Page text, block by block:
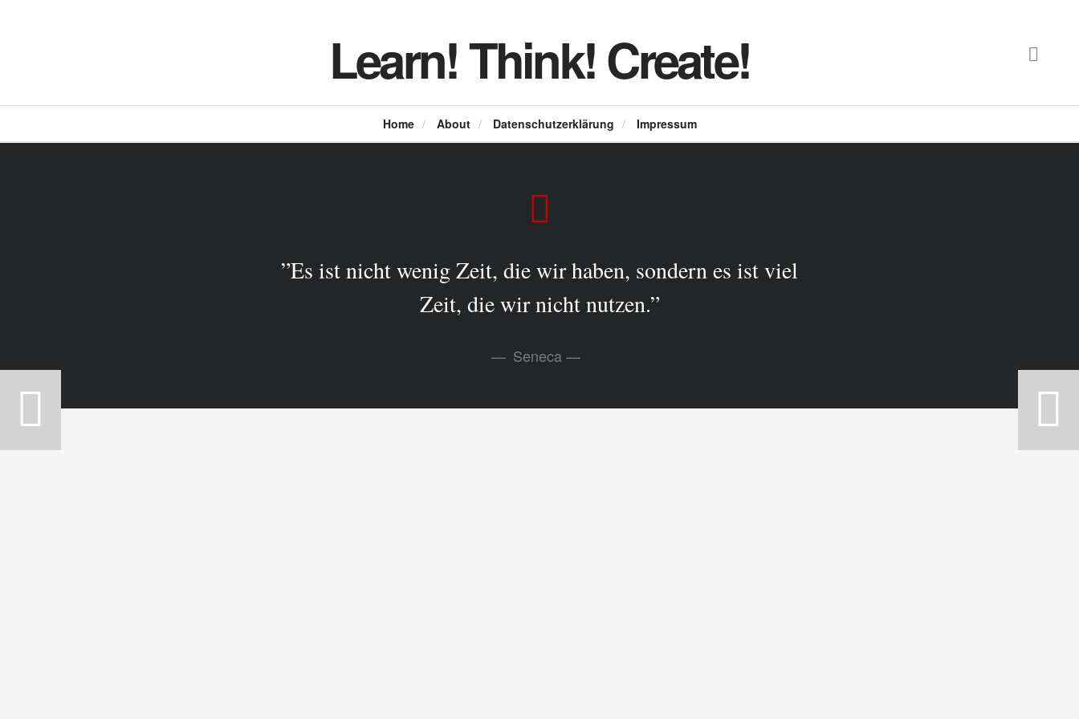
Learn! Think! Create!
Home / About / Datenschutzerklärung / Impressum
‎”Es ist nicht wenig Zeit, die wir haben, sondern es ist viel
Zeit, die wir nicht nutzen.”
Seneca